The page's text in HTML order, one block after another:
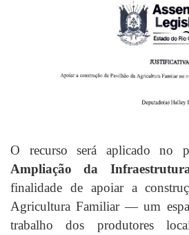
O recurso será aplicado no
Ampliação da
finalidade de apoiar a
Agricultura Familiar — um
trabalho dos produtores